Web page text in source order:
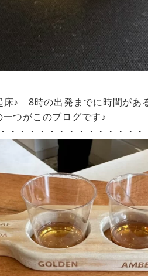
♪ 8時の出発までに時間があ
つがこのブログです♪
・・・・・・・・・・・・・・